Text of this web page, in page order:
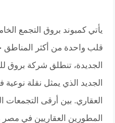
قلب واحدة من أكثر المناطق
الجديدة، تنطلق شركة بروق
الجديد الذي يمثل نقلة
العقاري. بين أرقى التجمعات
المطورين العقاريين في مصر